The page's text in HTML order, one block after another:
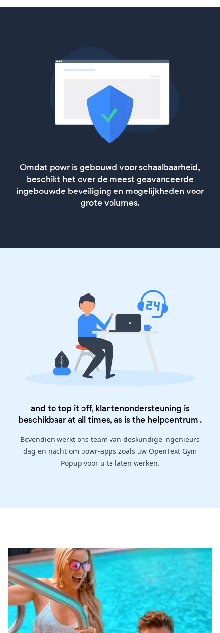
Omdat powr is gebouwd voor schaalbaarheid,
beschikt het over de meest geavanceerde
ingebouwde beveiliging en mogelijkheden voor
grote volumes.
and to top it off, klantenondersteuning is
beschikbaar at all times, as is the helpcentrum .
Bovendien werkt ons team van deskundige ingenieurs
dag en nacht om powr-apps zoals uw OpenText Gym
Popup voor u te laten werken.